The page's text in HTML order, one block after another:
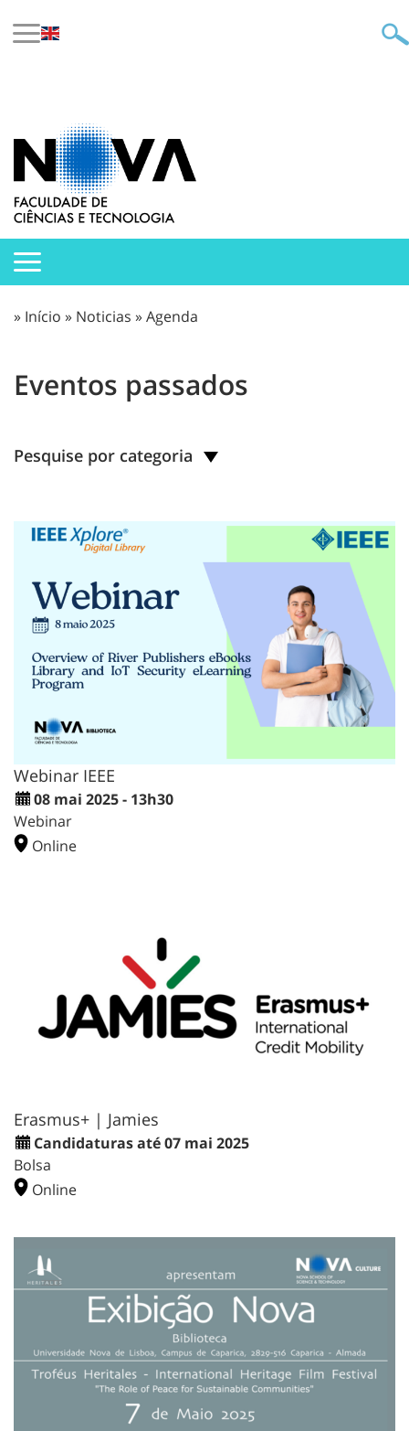
» Início » Noticias »Agenda
Eventos passados
Pesquise por categoria
Webinar IEEE
08 mai 2025 - 13h30
Webinar
Online
Erasmus+ | Jamies
Candidaturas até 07 mai 2025
Bolsa
Online